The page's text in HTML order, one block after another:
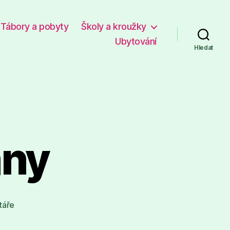
Tábory a pobyty
Školy a kroužky
Ubytování
Hledat